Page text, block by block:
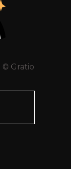
© Gratio